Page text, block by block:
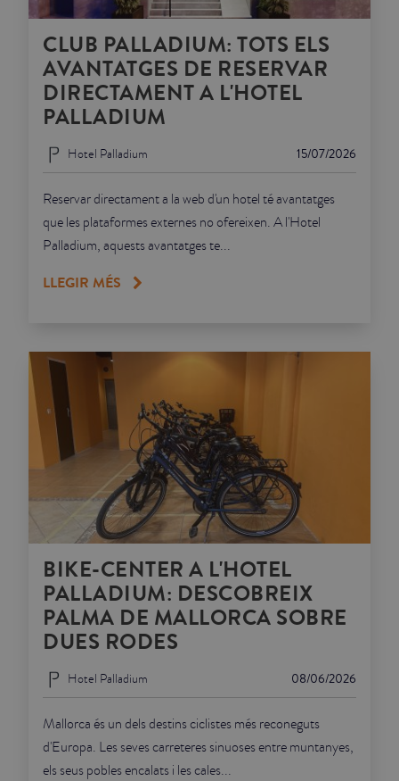
CLUB PALLADIUM: TOTS ELS
AVANTATGES DE RESERVAR
DIRECTAMENT A L'HOTEL
PALLADIUM
15/07/2026
Hotel Palladium
Reservar directament a la web d'un hotel té avantatges
que les plataformes externes no ofereixen. A l'Hotel
Palladium, aquests avantatges te...
LLEGIR MÉS
BIKE-CENTER A L'HOTEL
PALLADIUM: DESCOBREIX
PALMA DE MALLORCA SOBRE
DUES RODES
08/06/2026
Hotel Palladium
Mallorca és un dels destins ciclistes més reconeguts
d'Europa. Les seves carreteres sinuoses entre muntanyes,
els seus pobles encalats i les cales...